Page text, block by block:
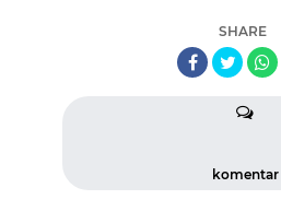
SHARE
komentar